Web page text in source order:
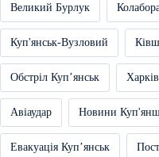
Великий Бурлук
Куп'янськ-Вузловий
Обстріл Купʼянськ
Авіаудар Новини
Евакуація Купʼянськ